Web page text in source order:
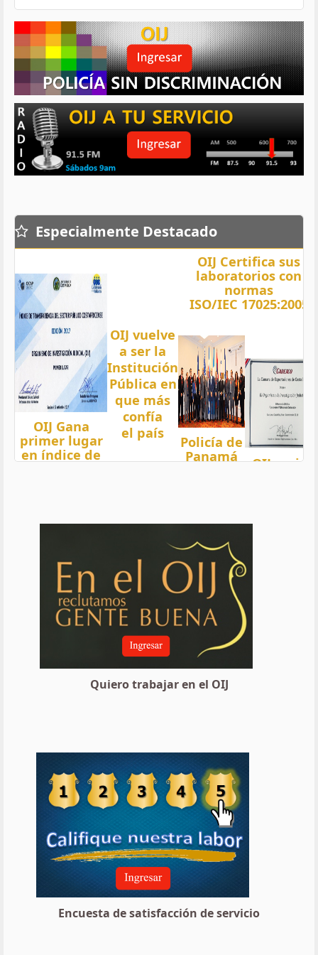
Especialmente Destacado
OIJ Gana
primer lugar
en índice de
OIJ vuelve
a ser la
Institución
Pública en
que más
confía
el país
OIJ Certifica sus
laboratorios con
normas
ISO/IEC 17025:2005
Policía de
Panamá
OIJ mejor
Quiero trabajar en el OIJ
Encuesta de satisfacción de servicio